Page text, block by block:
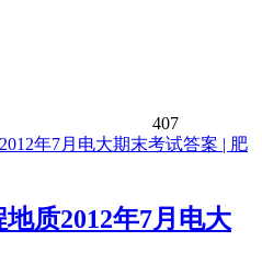
407
质2012年7月电大